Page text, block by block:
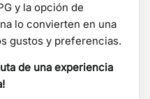
y la opción de
lo convierten en una
gustos y preferencias.
de una experiencia